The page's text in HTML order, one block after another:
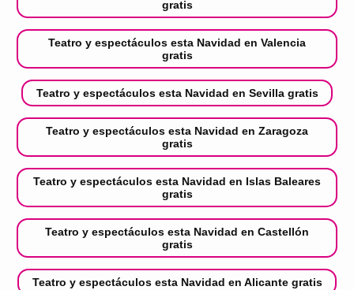
gratis
Teatro y espectáculos esta Navidad en Valencia
gratis
Teatro y espectáculos esta Navidad en Sevilla gratis
Teatro y espectáculos esta Navidad en Zaragoza
gratis
Teatro y espectáculos esta Navidad en Islas Baleares
gratis
Teatro y espectáculos esta Navidad en Castellón
gratis
Teatro y espectáculos esta Navidad en Alicante gratis